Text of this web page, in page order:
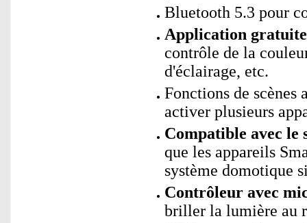
Bluetooth 5.3 pour
Application
contrôle de la
d'éclairage, etc.
Fonctions de scènes
activer plusieurs
Compatible avec le
que les appareils
système domotique
Contrôleur avec
briller la lumière au